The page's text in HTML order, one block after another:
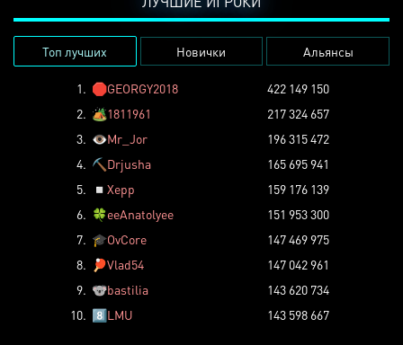
Топ лучших Новички Альянсы
1. 🛑GEORGY2018
422 149 150
2. 🏕️1811961
217 324 657
3. 👁️Mr_Jor
196 315 472
4. ⛏️ Drjusha
165 695 941
5.
◽ Xepp
159 176 139
6. 🍀eeAnatolyee
151 953 300
7. 🎓OvCore
147 469 975
8.
🏓Vlad54
147 042 961
9. 🐨bastilia
143 620 734
10. 8️⃣LMU 143 598 667